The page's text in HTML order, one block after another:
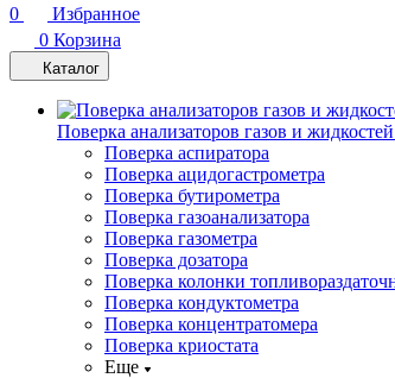
0
Избранное
0 Корзина
Каталог
Поверка анализаторов газов и жидкостей
Поверка аспиратора
Поверка ацидогастрометра
Поверка бутирометра
Поверка газоанализатора
Поверка газометра
Поверка дозатора
Поверка колонки
Поверка кондуктометра
Поверка концентратомера
Поверка криостата
Еще